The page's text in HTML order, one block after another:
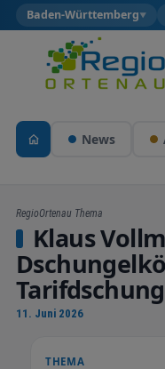
Baden-Württemberg▼
News
RegioOrtenau Thema
Klaus
11. Juni 2026
THEMA